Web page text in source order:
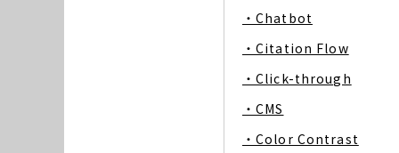
・Chatbot
・Citation Flow
・Click-through
・CMS
・Color Contrast